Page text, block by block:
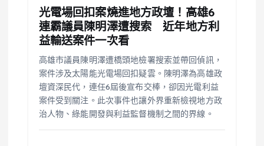
光電場回扣案燒進地方政壇！高雄6
連霸議員陳明澤遭搜索 近年地方利
益輸送案件一次看
高雄市議員陳明澤遭橋頭地檢署搜索並帶回偵訊，
案件涉及太陽能光電場回扣疑雲。陳明澤為高雄政
壇資深民代，連任6屆後宣布交棒，卻因光電利益
案件受到關注。此次事件也讓外界重新檢視地方政
治人物、綠能開發與利益監督機制之間的界線。